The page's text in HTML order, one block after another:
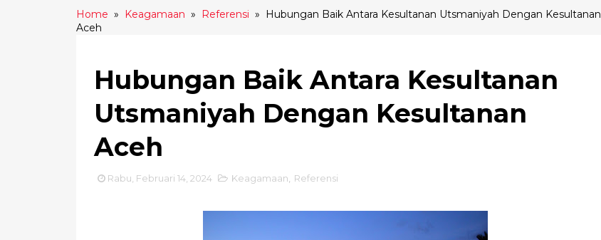
Home » Keagamaan » Referensi » Hubungan Baik Antara Kesultanan Utsmaniyah Dengan Kesultanan
Aceh
Hubungan Baik Antara Kesultanan
Utsmaniyah Dengan Kesultanan
Aceh
Rabu, Februari 14, 2024 Keagamaan Referensi